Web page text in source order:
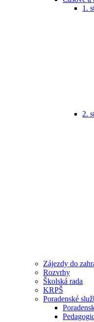
1.
2.
Zájezdy do
Rozvrhy
Školská rada
KRPŠ
Poradenské